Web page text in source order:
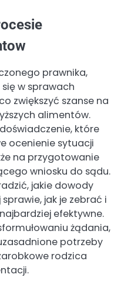
prawnika,
w sprawach
zwiększyć szanse na
alimentów.
które
ocenienie sytuacji
na przygotowanie
wniosku do sądu.
jakie dowody
jak je zebrać i
efektywne.
żądania,
potrzeby
rodzica